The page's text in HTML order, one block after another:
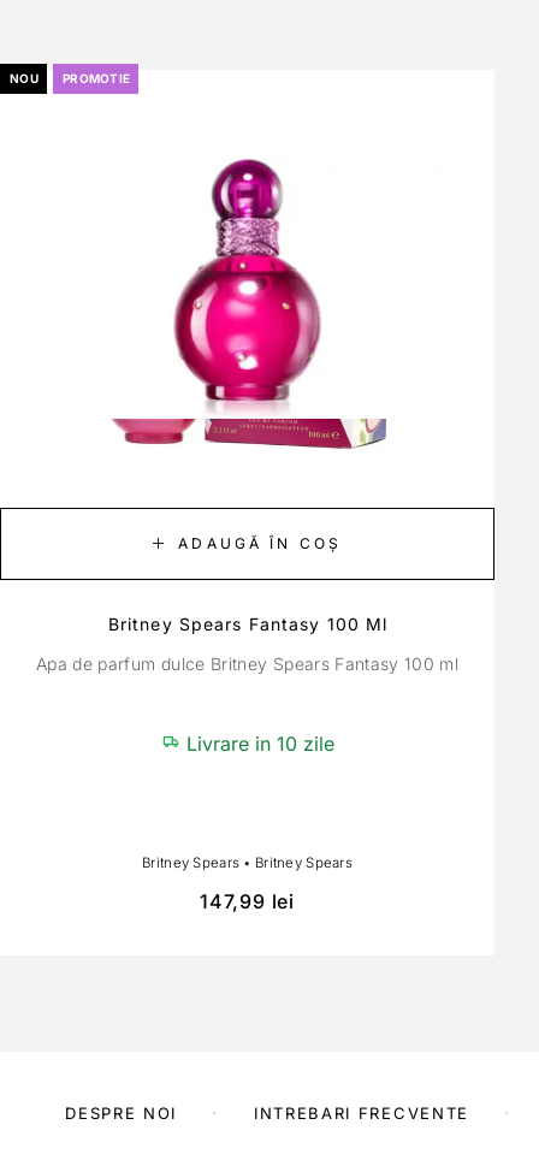
NOU PROMOTIE
ADAUGĂ ÎN COȘ
Britney Spears Fantasy 100 Ml
Apa de parfum dulce Britney Spears Fantasy 100 ml
Livrare in 10 zile
Britney Spears • Britney Spears
147,99 lei
DESPRE NOI INTREBARI FRECVENTE